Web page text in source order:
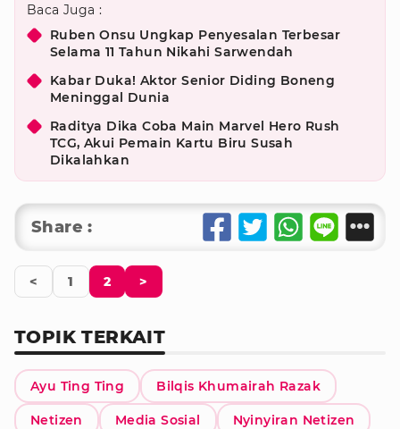
Baca Juga :
Ruben Onsu Ungkap Penyesalan Terbesar
Selama 11 Tahun Nikahi Sarwendah
Kabar Duka! Aktor Senior Diding Boneng
Meninggal Dunia
Raditya Dika Coba Main Marvel Hero Rush
TCG, Akui Pemain Kartu Biru Susah
Dikalahkan
Share :
< 1 2 >
TOPIK TERKAIT
Ayu Ting Ting Bilqis Khumairah Razak
Netizen Media Sosial Nyinyiran Netizen